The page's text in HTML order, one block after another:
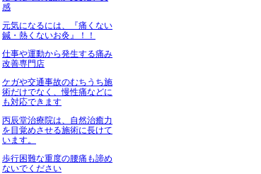
感
元気になるには、『痛くない
鍼・熱くないお灸』！！
仕事や運動から発生する痛み
改善専門店
ケガや交通事故のむちうち施
術だけでなく、慢性痛などに
も対応できます
丙辰堂治療院は、自然治癒力
を目覚めさせる施術に長けて
います。
歩行困難な重度の腰痛も諦め
ないでください